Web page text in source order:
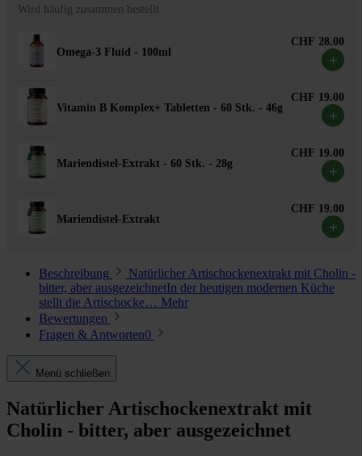
Wird häufig zusammen bestellt.
Omega-3 Fluid - 100ml
CHF 28.00
+
Vitamin B Komplex+ Tabletten - 60 Stk. - 46g
CHF 19.00
+
Mariendistel-Extrakt - 60 Stk. - 28g
CHF 19.00
+
Mariendistel-Extrakt
CHF 19.00
+
Beschreibung
Natürlicher Artischockenextrakt mit Cholin -
bitter, aber ausgezeichnetIn der heutigen modernen Küche
stellt die Artischocke… Mehr
Bewertungen
Fragen & Antworten0
Menü schließen
Natürlicher Artischockenextrakt mit
Cholin - bitter, aber ausgezeichnet